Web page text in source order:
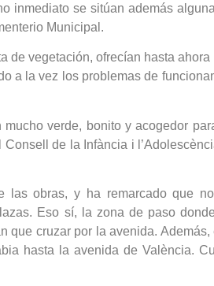
inmediato se sitúan además
Municipal.
vegetación, ofrecían hasta
a la vez los problemas de
verde, bonito y acogedor
de la Infància i
las obras, y ha remarcado que
Eso sí, la zona de paso
cruzar por la avenida.
hasta la avenida de València.